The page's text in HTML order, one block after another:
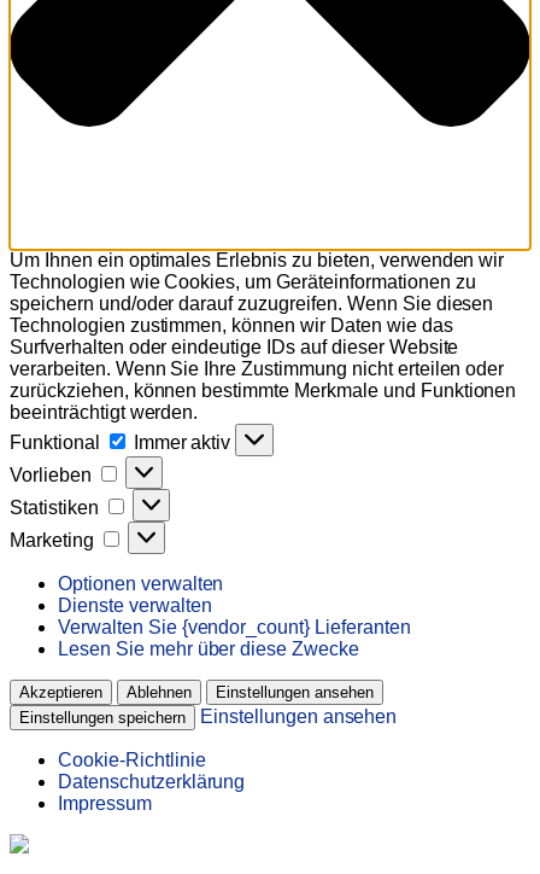
Um Ihnen ein optimales Erlebnis zu bieten, verwenden wir
Technologien wie Cookies, um Geräteinformationen zu
speichern und/oder darauf zuzugreifen. Wenn Sie diesen
Technologien zustimmen, können wir Daten wie das
Surfverhalten oder eindeutige IDs auf dieser Website
verarbeiten. Wenn Sie Ihre Zustimmung nicht erteilen oder
zurückziehen, können bestimmte Merkmale und Funktionen
beeinträchtigt werden.
Funktional
Funktional
Immer aktiv
Vorlieben
Vorlieben
Statistiken
Statistiken
Marketing
Marketing
Optionen verwalten
Dienste verwalten
Verwalten Sie {vendor_count} Lieferanten
Lesen Sie mehr über diese Zwecke
Akzeptieren Ablehnen
Einstellungen ansehen
Einstellungen speichern
Einstellungen ansehen
Cookie-Richtlinie
Datenschutzerklärung
Impressum